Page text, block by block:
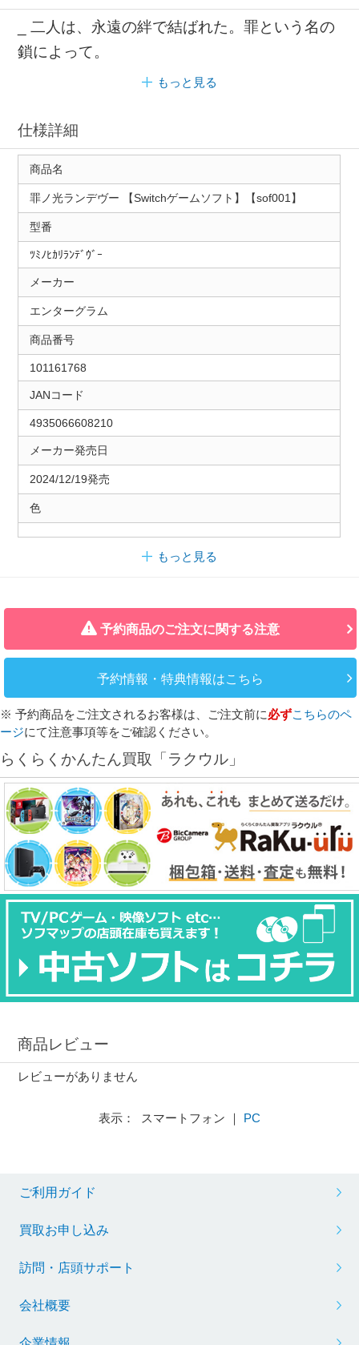
_ 二人は、永遠の絆で結ばれた。罪という名の
鎖によって。
もっと見る
仕様詳細
商品名
罪ノ光ランデヴー 【Switchゲームソフト】【sof001】
型番
ﾂﾐﾉﾋｶﾘﾗﾝﾃﾞｳﾞｰ
メーカー
エンターグラム
商品番号
101161768
JANコード
4935066608210
メーカー発売日
2024/12/19発売
色
もっと見る
予約商品のご注文に関する注意
予約情報・特典情報はこちら
※ 予約商品をご注文されるお客様は、ご注文前に必ずこちらのペ
ージにて注意事項等をご確認ください。
らくらくかんたん買取「ラクウル」
商品レビュー
レビューがありません
表示： スマートフォン ｜ PC
ご利用ガイド
買取お申し込み
訪問・店頭サポート
会社概要